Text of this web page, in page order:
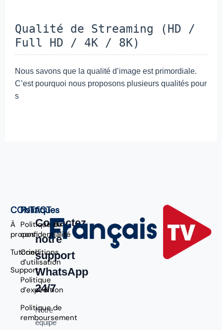
Qualité de Streaming (HD /
Full HD / 4K / 8K)
Nous savons que la qualité d’image est primordiale.
C’est pourquoi nous proposons plusieurs qualités pour
s
CONTACT
À
propos
Tutoriel
Support
Politiques
Politique de
confidentialité
Conditions
d’utilisation
Politique
d’expédition
Politique de
remboursement
Contactez
notre
support
WhatsApp
24/7
Notre
équipe